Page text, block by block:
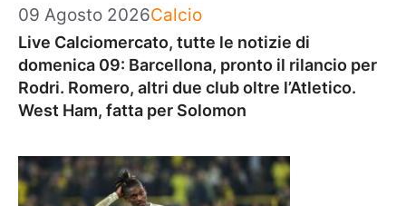
09 Agosto 2026Categorie
Calcio
Live Calciomercato, tutte le notizie di
domenica 09: Barcellona, pronto il rilancio per
Rodri. Romero, altri due club oltre l’Atletico.
West Ham, fatta per Solomon